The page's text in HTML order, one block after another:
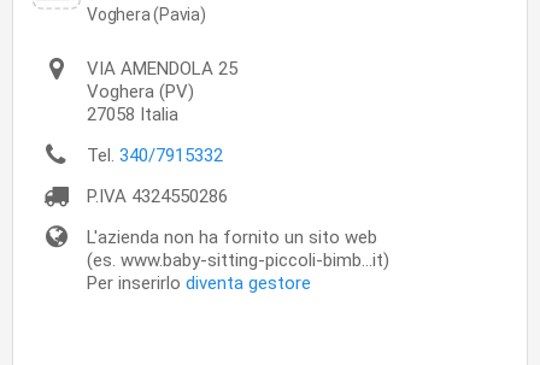
Voghera (Pavia)
VIA AMENDOLA 25
Voghera (PV)
27058 Italia
Tel. 340/7915332
P.IVA 4324550286
L'azienda non ha fornito un sito web
(es. www.baby-sitting-piccoli-bimb...it)
Per inserirlo diventa gestore